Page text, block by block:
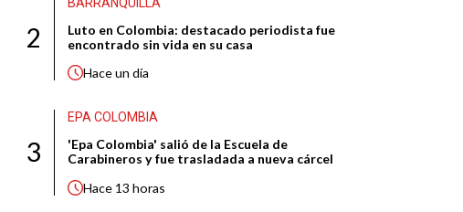
2
Luto en Colombia: destacado periodista fue
encontrado sin vida en su casa
Haceun día
3
EPA COLOMBIA
'Epa Colombia' salió de la Escuela de
Carabineros y fue trasladada a nueva cárcel
Hace 13 horas